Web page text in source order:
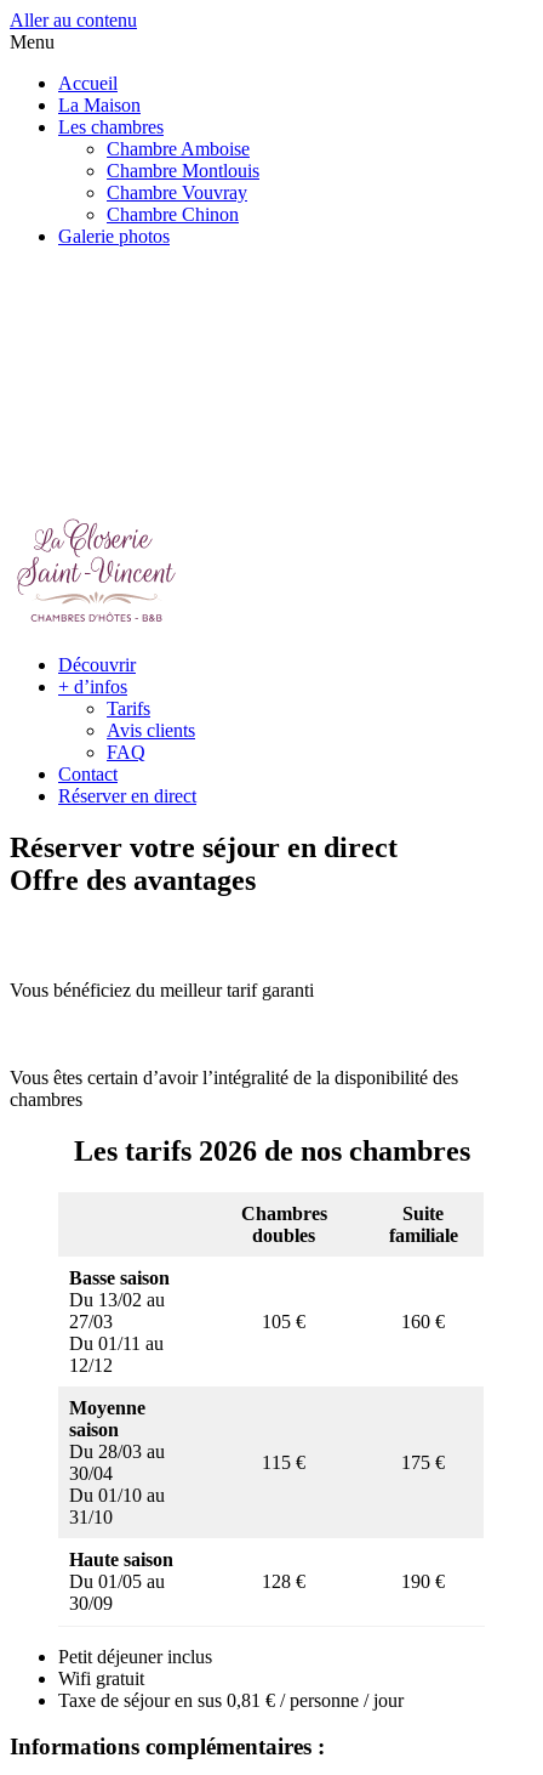
Aller au contenu
Menu
Accueil
La Maison
Les chambres
Chambre Amboise
Chambre Montlouis
Chambre Vouvray
Chambre Chinon
Galerie photos
Découvrir
+ d’infos
Tarifs
Avis clients
FAQ
Contact
Réserver en direct
Réserver votre séjour en direct
Offre des avantages
Vous bénéficiez du meilleur tarif garanti
Vous êtes certain d’avoir l’intégralité de la disponibilité des
chambres
Les tarifs 2026 de nos chambres
Chambres
doubles
Suite
familiale
Basse saison
Du 13/02 au
27/03
Du 01/11 au
12/12
105 € 160 €
Moyenne
saison
Du 28/03 au
30/04
Du 01/10 au
31/10
115 € 175 €
Haute saison
Du 01/05 au
30/09
128 € 190 €
Petit déjeuner inclus
Wifi gratuit
Taxe de séjour en sus 0,81 € / personne / jour
Informations complémentaires :